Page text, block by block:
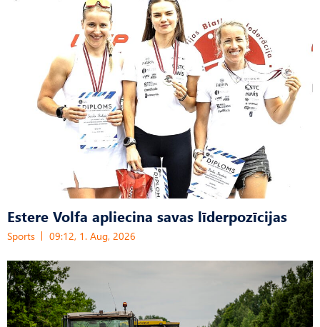
Estere Volfa apliecina savas līderpozīcijas
Sports 09:12, 1. Aug, 2026